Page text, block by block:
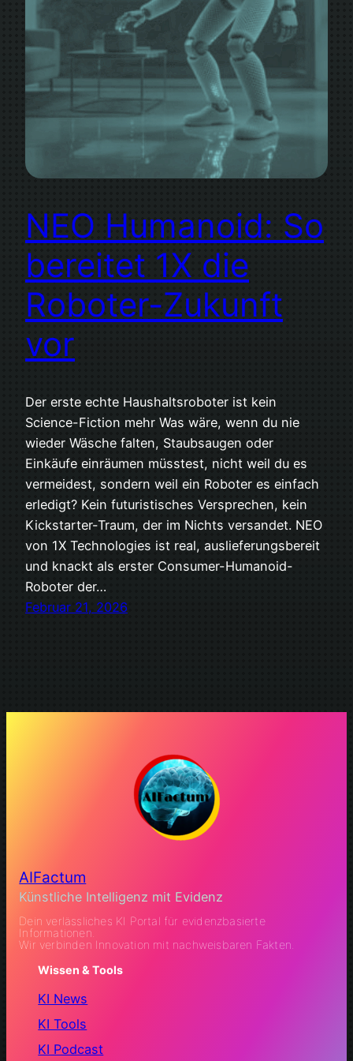
NEO Humanoid: So
bereitet 1X die
Roboter-Zukunft
vor
Der erste echte Haushaltsroboter ist kein
Science-Fiction mehr Was wäre, wenn du nie
wieder Wäsche falten, Staubsaugen oder
Einkäufe einräumen müsstest, nicht weil du es
vermeidest, sondern weil ein Roboter es einfach
erledigt? Kein futuristisches Versprechen, kein
Kickstarter-Traum, der im Nichts versandet. NEO
von 1X Technologies ist real, auslieferungsbereit
und knackt als erster Consumer-Humanoid-
Roboter der…
Februar 21, 2026
AIFactum
Künstliche Intelligenz mit Evidenz
Dein verlässliches KI Portal für evidenzbasierte
Informationen.
Wir verbinden Innovation mit nachweisbaren Fakten.
Wissen & Tools
KI News
KI Tools
KI Podcast